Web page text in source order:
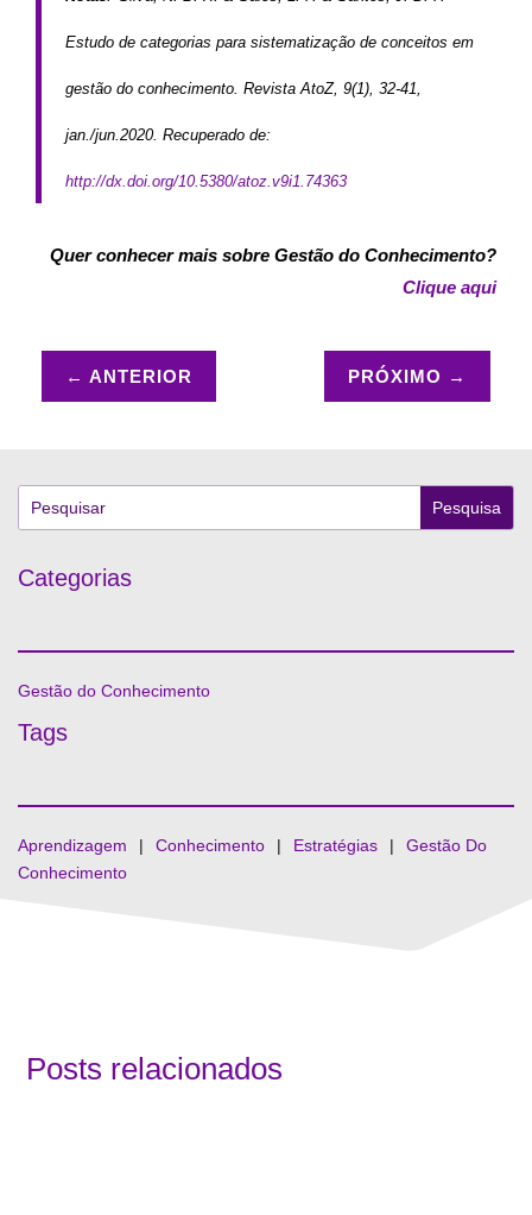
Estudo de categorias para sistematização de conceitos em
gestão do conhecimento. Revista AtoZ, 9(1), 32-41,
jan./jun.2020. Recuperado de:
http://dx.doi.org/10.5380/atoz.v9i1.74363
Quer conhecer mais sobre Gestão do Conhecimento?
Clique aqui
← ANTERIOR PRÓXIMO →
Categorias
Gestão do Conhecimento
Tags
Aprendizagem ⠀|⠀ Conhecimento ⠀|⠀ Estratégias ⠀|⠀ Gestão Do
Conhecimento
Posts relacionados